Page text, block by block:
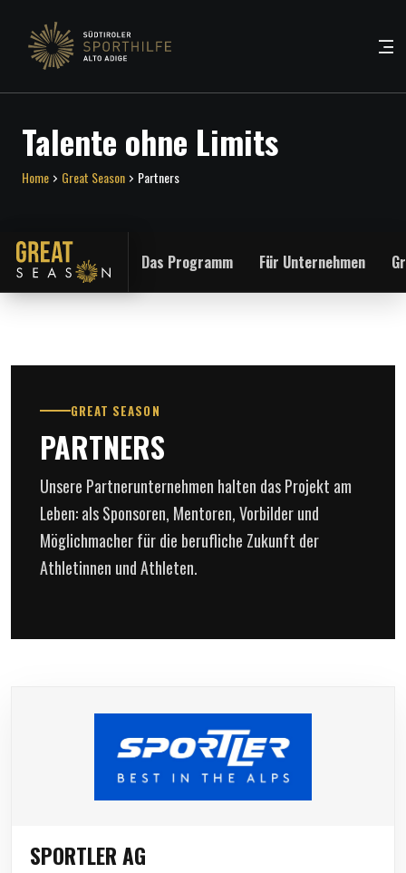
Talente ohne Limits
Home Great Season Partners
Das Programm Für Unternehmen
GREAT SEASON
PARTNERS
Unsere Partnerunternehmen halten das Projekt am
Leben: als Sponsoren, Mentoren, Vorbilder und
Möglichmacher für die berufliche Zukunft der
Athletinnen und Athleten.
SPORTLER AG